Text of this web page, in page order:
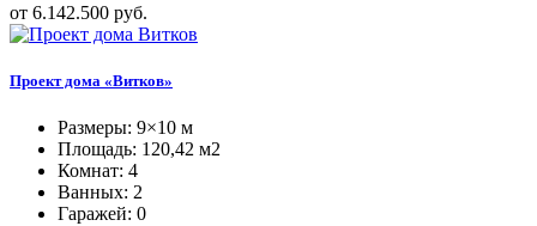
от 6.142.500 руб.
Проект дома «Витков»
Размеры: 9×10 м
Площадь: 120,42 м2
Комнат: 4
Ванных: 2
Гаражей: 0